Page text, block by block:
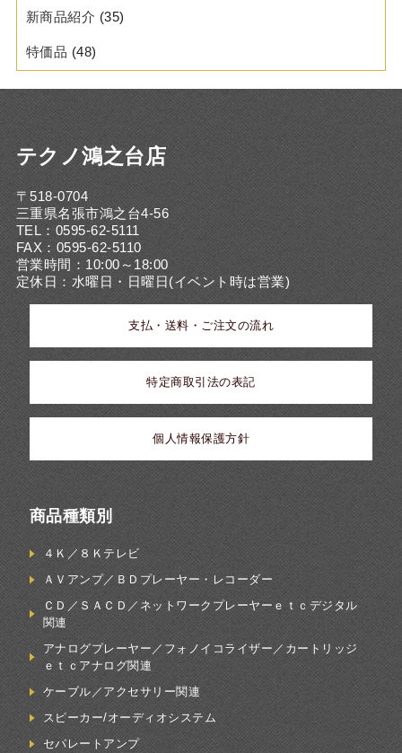
新商品紹介 (35)
特価品 (48)
テクノ鴻之台店
〒518-0704
三重県名張市鴻之台4-56
TEL：0595-62-5111
FAX：0595-62-5110
営業時間：10:00～18:00
定休日：水曜日・日曜日(イベント時は営業)
支払・送料・ご注文の流れ
特定商取引法の表記
個人情報保護方針
商品種類別
４Ｋ／８Ｋテレビ
ＡＶアンプ／ＢＤプレーヤー・レコーダー
ＣＤ／ＳＡＣＤ／ネットワークプレーヤーｅｔｃデジタル
関連
アナログプレーヤー／フォノイコライザー／カートリッジ
ｅｔｃアナログ関連
ケーブル／アクセサリー関連
スピーカー/オーディオシステム
セパレートアンプ